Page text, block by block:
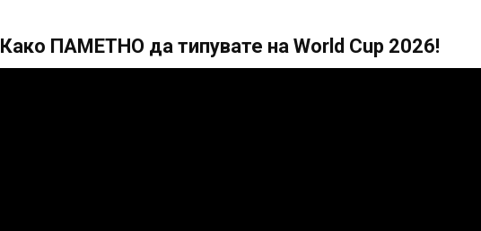
Како ПАМЕТНО да типувате на World Cup 2026!